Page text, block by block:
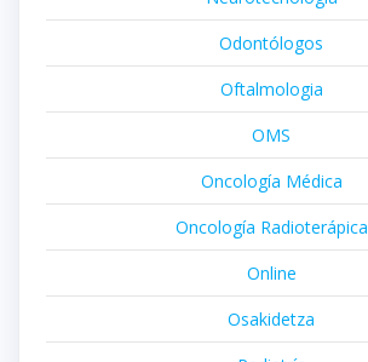
Odontólogos
Oftalmologia
OMS
Oncología Médica
Oncología Radioterápica
Online
Osakidetza